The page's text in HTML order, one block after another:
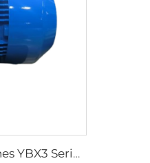
Motor a prueba de explosiones YBX3 Serie Ex db | Certificado ATEX | Alta eficiencia - EXCN